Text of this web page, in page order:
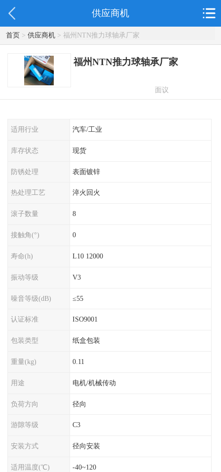
供应商机
首页> 供应商机> 福州NTN推力球轴承厂家
福州NTN推力球轴承厂家
面议
适用行业 汽车/工业
库存状态 现货
防锈处理 表面镀锌
热处理工艺 淬火回火
滚子数量 8
接触角(°) 0
寿命(h) L10 12000
振动等级 V3
噪音等级(dB) ≤55
认证标准 ISO9001
包装类型 纸盒包装
重量(kg) 0.11
用途 电机/机械传动
负荷方向 径向
游隙等级 C3
安装方式 径向安装
适用温度(℃) -40~120